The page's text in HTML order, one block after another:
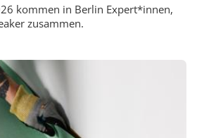
kommen in Berlin Expert*innen,
zusammen.